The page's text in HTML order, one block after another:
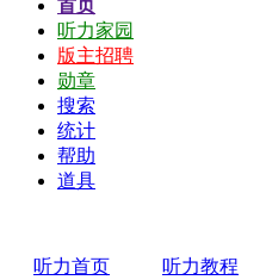
首页
听力家园
版主招聘
勋章
搜索
统计
帮助
道具
听力首页 听力教程